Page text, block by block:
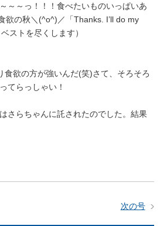
～～っ！！！食べたいものいっぱいあ
の秋＼(^o^)／「Thanks. I’ll do my
ストを尽くします）
食欲の方が強いんだ(笑)さて、そろそろ
てらっしゃい！
さらちゃんに託されたのでした。結果
次の号